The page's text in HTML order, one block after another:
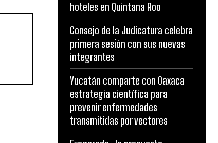
hoteles en Quintana Roo
Consejo de la Judicatura celebra
primera sesión con sus nuevas
integrantes
Yucatán comparte con Oaxaca
estrategia científica para
prevenir enfermedades
transmitidas por vectores